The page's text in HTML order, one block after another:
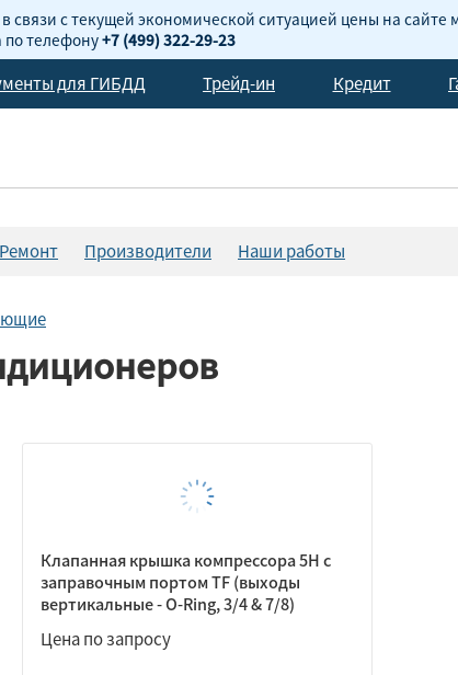
с текущей экономической ситуацией цены на сайте
по телефону+7 (499) 322-29-23
для ГИБДД Трейд-ин Кредит
Ремонт Производители Наши работы
Клапанная крышка компрессора 5Н с
заправочным портом TF (выходы
вертикальные - O-Ring, 3/4 & 7/8)
Цена по запросу